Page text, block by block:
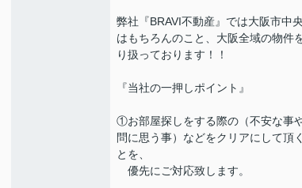
弊社『BRAVI不動産』では大阪市中
はもちろんのこと、大阪全域の物件
り扱っております！！
『当社の一押しポイント』
①お部屋探しをする際の（不安な事
問に思う事）などをクリアにして頂
とを、
優先にご対応致します。